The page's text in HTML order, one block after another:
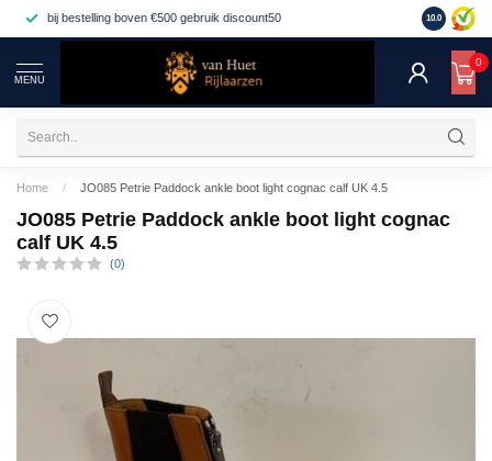
bij bestelling boven €500 gebruik discount50 bij bestelling
10.0
MENU
0
Home / JO085 Petrie Paddock ankle boot light cognac calf UK 4.5
JO085 Petrie Paddock ankle boot light cognac
calf UK 4.5
(0)